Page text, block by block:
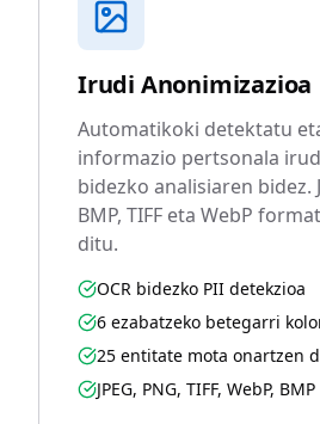
Irudi Anonimizazioa
Automatikoki detektatu
informazio pertsonala
bidezko analisiaren bidez.
BMP, TIFF eta WebP
ditu.
OCR bidezko PII detekzioa
6 ezabatzeko betegarri
25 entitate mota onartzen
JPEG, PNG, TIFF, WebP, BMP